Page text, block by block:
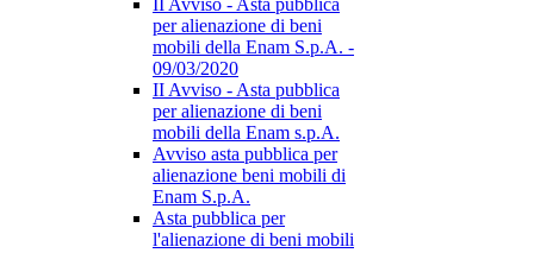
II Avviso - Asta pubblica
per alienazione di beni
mobili della Enam S.p.A. -
09/03/2020
II Avviso - Asta pubblica
per alienazione di beni
mobili della Enam s.p.A.
Avviso asta pubblica per
alienazione beni mobili di
Enam S.p.A.
Asta pubblica per
l'alienazione di beni mobili